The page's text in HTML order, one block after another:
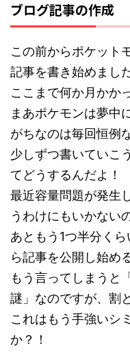
ブログ記事の作成
この前からポケット
記事を書き始めました
ここまで何か月かか
まあポケモンは夢中
がちなのは毎回恒例
少しずつ書いていこ
てどうするんだよ！
最近容量問題が発生
うわけにもいかない
あともう1つ半分く
ら記事を公開し始め
もう言ってしまうと
謎」なのですが、割
これはもう手強いシ
か？！